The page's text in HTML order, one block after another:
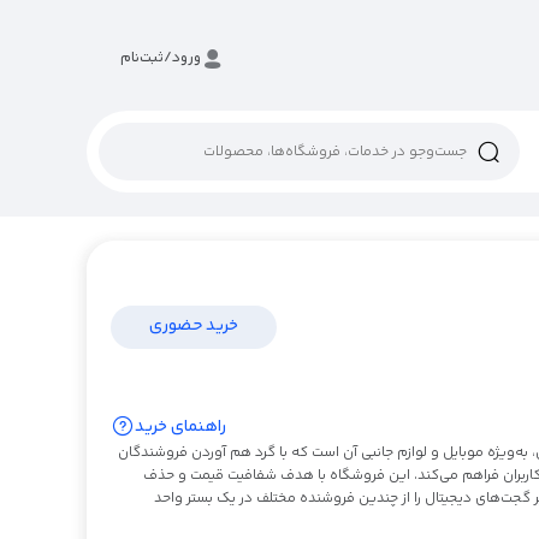
ورود/ثبت‌نام
خرید حضوری
راهنمای خرید
به‌ویژه موبایل و لوازم جانبی آن است که با گرد هم آوردن فروشندگان
کاربران فراهم می‌کند. این فروشگاه با هدف شفافیت قیمت و حذف
دیجیتال را از چندین فروشنده مختلف در یک بستر واحد